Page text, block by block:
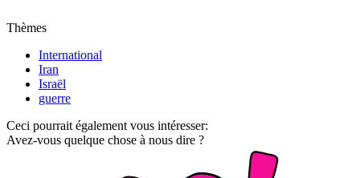
Thèmes
International
Iran
Israël
guerre
Ceci pourrait également vous intéresser:
Avez-vous quelque chose à nous dire ?